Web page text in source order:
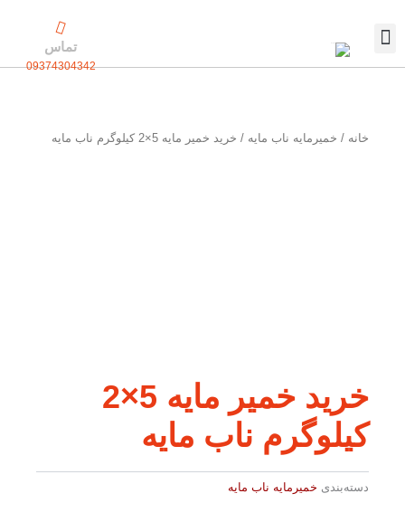
تماس
09374304342
خانه / خمیرمایه ناب مایه / خرید خمیر مایه 5×2 کیلوگرم ناب مایه
خرید خمیر مایه 5×2
کیلوگرم ناب مایه
دسته‌بندی خمیرمایه ناب مایه